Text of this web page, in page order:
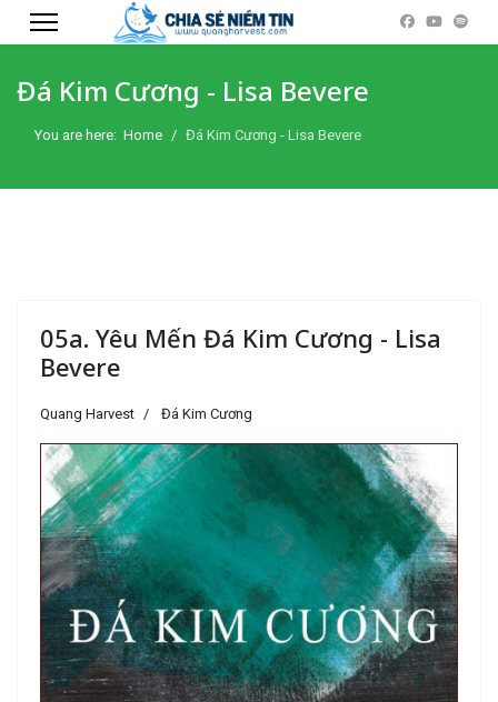
Đá Kim Cương - Lisa Bevere
You are here: Home Đá Kim Cương - Lisa Bevere
05a. Yêu Mến Đá Kim Cương - Lisa
Bevere
Quang Harvest Đá Kim Cương